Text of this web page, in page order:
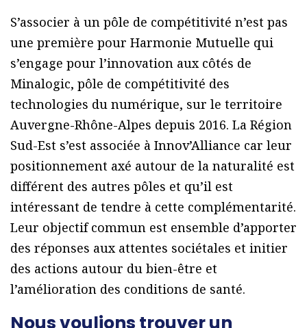
S’associer à un pôle de compétitivité n’est pas
une première pour Harmonie Mutuelle qui
s’engage pour l’innovation aux côtés de
Minalogic, pôle de compétitivité des
technologies du numérique, sur le territoire
Auvergne-Rhône-Alpes depuis 2016. La Région
Sud-Est s’est associée à Innov’Alliance car leur
positionnement axé autour de la naturalité est
différent des autres pôles et qu’il est
intéressant de tendre à cette complémentarité.
Leur objectif commun est ensemble d’apporter
des réponses aux attentes sociétales et initier
des actions autour du bien-être et
l’amélioration des conditions de santé.
Nous voulions trouver un